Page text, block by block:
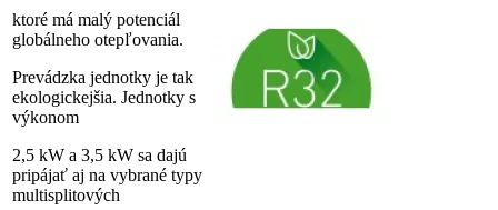
ktoré má malý potenciál
globálneho otepľovania.
Prevádzka jednotky je tak
ekologickejšia. Jednotky s
výkonom
2,5 kW a 3,5 kW sa dajú
pripájať aj na vybrané typy
multisplitových